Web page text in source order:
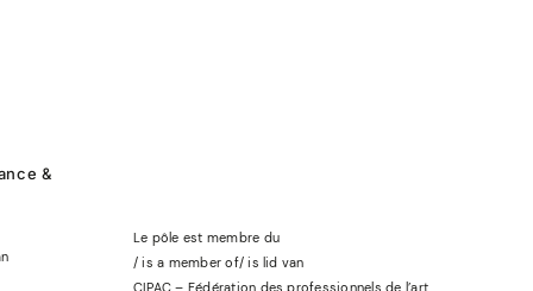
&
Le pôle est membre du
/ is a member of/is lid van
CIPAC – Fédération des professionnels de l’art